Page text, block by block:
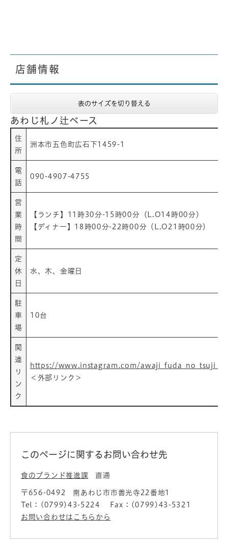
店舗情報
表のサイズを切り替える
あわじ札ノ辻ベース
住
所
洲本市五色町広石下1459-1
電
話
090-4907-4755
営
業
時
間
​​【ランチ】11時30分-15時00分（L.O14時00分）
【ディナー】18時00分-22時00分（L.O21時00分）
定
休
日
水、木、金曜日
駐
車
場
10台
関
連
リ
ン
ク
https://www.instagram.com/
＜外部リンク＞
このページに関するお問い合わせ先
食のブランド推進課 直通
〒656-0492
南あわじ市市善光寺22番地1
Tel：(0799)43-5224
Fax：(0799)43-5321
お問い合わせはこちらから